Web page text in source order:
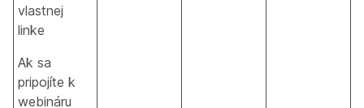
vlastnej
linke
Ak sa
pripojíte k
webináru